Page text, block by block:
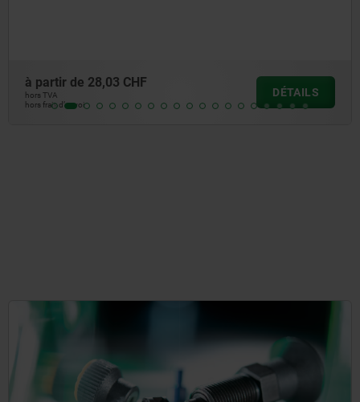
à partir de 28,03 CHF
hors TVA
hors frais d’envoi
DÉTAILS